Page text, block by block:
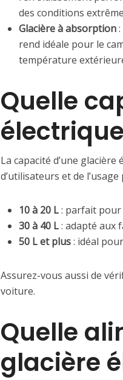
des conditions
Glacière à absorption
rend idéale pour le
température
Quelle
La capacité d’une glacière
d’utilisateurs et de l’usage
10 à 20 L: parfait pour
30 à 40 L: adapté aux
50 L et plus: idéal
Assurez-vous aussi de
voiture.
Quelle
glacière